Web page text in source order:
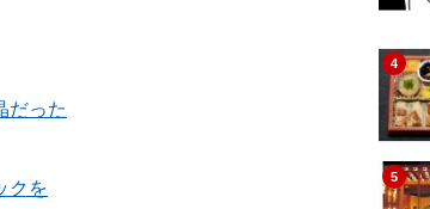
だった
クを
4
5